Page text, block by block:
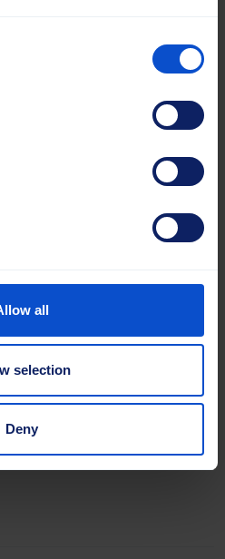
all
selection
Deny
suorituskykyä
kestävistä
Käytetään
kanssa (ei